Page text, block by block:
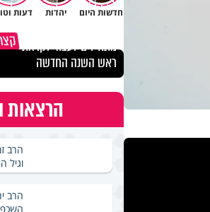
חדשות היום יהדות דעות
מתחילים לעבוד לקראת
ראש השנה החדשה
הרצאות
הרב
וגיל
הרב